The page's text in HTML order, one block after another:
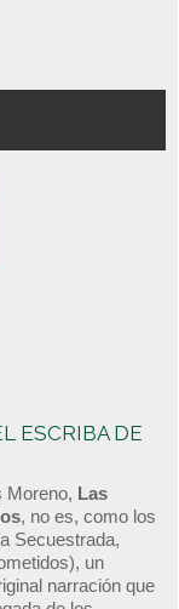
ESCRIBA DE
Moreno, Las
, no es, como los
Secuestrada,
un
narración que